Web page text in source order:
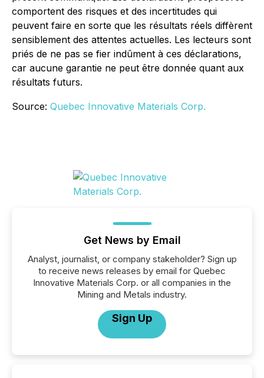
comportent des risques et des incertitudes qui
peuvent faire en sorte que les résultats réels diffèrent
sensiblement des attentes actuelles. Les lecteurs sont
priés de ne pas se fier indûment à ces déclarations,
car aucune garantie ne peut être donnée quant aux
résultats futurs.
Source: Quebec Innovative Materials Corp.
Get News by Email
Analyst, journalist, or company stakeholder? Sign up
to receive news releases by email for Quebec
Innovative Materials Corp. or all companies in the
Mining and Metals industry.
Sign Up